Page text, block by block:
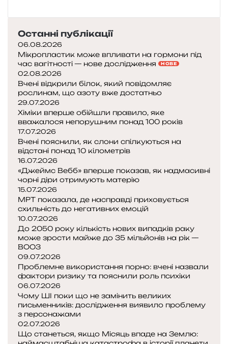
р
а
т
у
н
о
г
о
«
О
с
к
а
р
а
»
?
1
7
а
в
т
о
р
о
к
,
я
Останні публікації
06.08.2026
Мікропластик може впливати на гормони під
час вагітності — нове дослідження
НОВЕ
02.08.2026
Вчені відкрили білок, який повідомляє
рослинам, що азоту вже достатньо
29.07.2026
Хіміки вперше обійшли правило, яке
вважалося непорушним понад 100 років
17.07.2026
Вчені пояснили, як слони спілкуються на
відстані понад 10 кілометрів
16.07.2026
«Джеймс Вебб» вперше показав, як надмасивні
чорні діри отримують матерію
15.07.2026
МРТ показала, де насправді приховується
схильність до негативних емоцій
10.07.2026
До 2050 року кількість нових випадків раку
може зрости майже до 35 мільйонів на рік —
ВООЗ
09.07.2026
Проблемне використання порно: вчені назвали
фактори ризику та пояснили роль психіки
06.07.2026
Чому ШІ поки що не замінить великих
письменників: дослідження виявило проблему
з персонажами
02.07.2026
Що станеться, якщо Місяць впаде на Землю: